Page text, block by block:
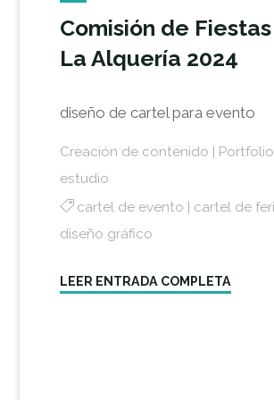
Comisión de
La Alquería 2024
diseño de cartel para evento
Creación de contenido | Portfolio
estudio
cartel de evento | cartel de
diseño gráfico
LEER ENTRADA COMPLETA